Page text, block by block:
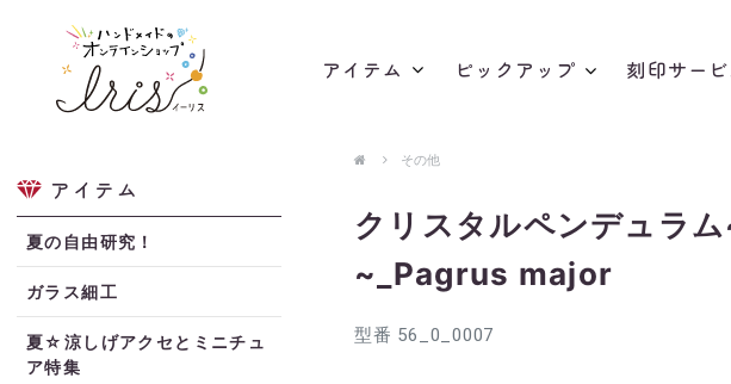
アイテム ピックアップ 刻印サービ
アイテム
夏の自由研究！
ガラス細工
夏☆涼しげアクセとミニチュ
ア特集
その他
クリスタルペンデュラ
~_Pagrus major
型番 56_0_0007